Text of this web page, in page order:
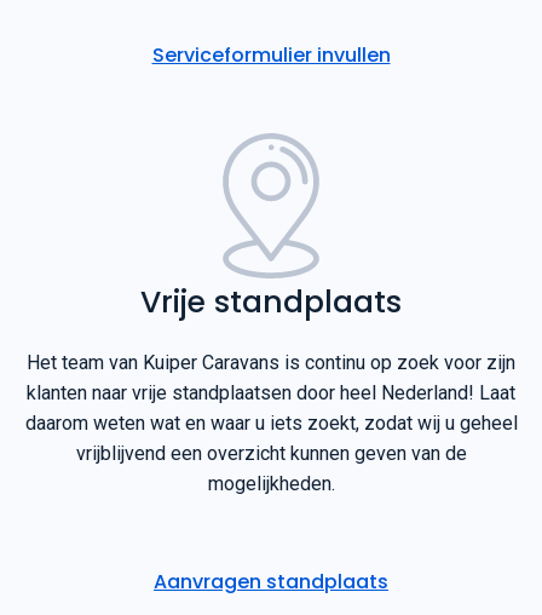
Serviceformulier invullen
Vrije standplaats
Het team van Kuiper Caravans is continu op zoek voor zijn
klanten naar vrije standplaatsen door heel Nederland! Laat
daarom weten wat en waar u iets zoekt, zodat wij u geheel
vrijblijvend een overzicht kunnen geven van de
mogelijkheden.
Aanvragen standplaats